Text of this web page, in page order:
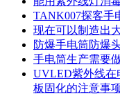
TANK007探客
现在可以制造出
防爆手电筒防爆
手电筒生产需要
UVLED紫外线在
板固化的注意事